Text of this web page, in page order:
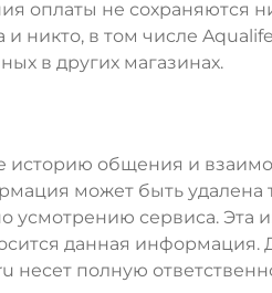
оплаты не сохраняются
в том числе
в других магазинах.
историю общения и
может быть удалена
усмотрению сервиса.
данная
полную